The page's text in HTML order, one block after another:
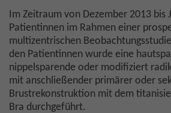
Im Zeitraum von Dezember 2013 bis
Patientinnen im Rahmen einer
multizentrischen
den Patientinnen wurde eine
nippelsparende oder modifiziert
mit anschließender primärer oder
Brustrekonstruktion mit dem
Bra durchgeführt.